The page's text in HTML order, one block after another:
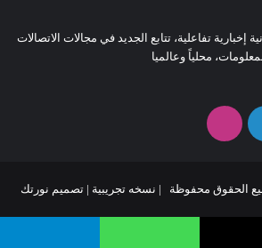
إخبارية تفاعلية، تتابع الجديد في مجالات الاتصالات
محلياً وعالميا
لينكدإن انستقرام
تصميم نورتك